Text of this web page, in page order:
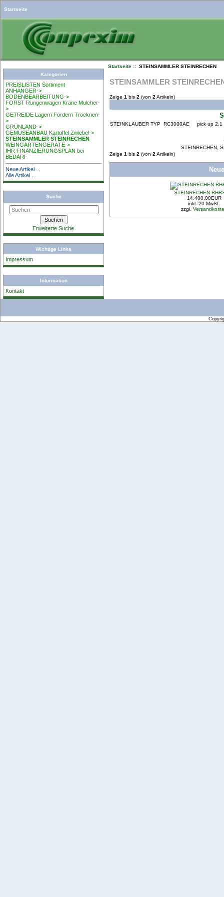
Startseite
Kategorien
PREISLISTEN Sortiment
ANHÄNGER->
BODENBEARBEITUNG->
FORST Rungenwagen Kräne Mulcher-
>
GETREIDE Lagern Fördern Trocknen-
>
GRÜNLAND->
GEMÜSEANBAU Kartoffel Zwiebel->
STEINSAMMLER STEINRECHEN
WEINGARTENGERÄTE->
IHR FINANZIERUNGSPLAN bei
BEDARF
Neue Artikel ...
Alle Artikel ...
Suche
Erweiterte Suche
Wichtige Links
Impressum
Information
Kontakt
Startseite:: STEINSAMMLER STEINRECHEN
STEINSAMMLER
Zeige 1 bis 2 (von 2 Artikeln)
STEINKLAUBER TYP RC3000AE pick up 2,1
STEINRECHEN,
Zeige 1 bis 2 (von 2 Artikeln)
STEINRECHEN
14,400.00EUR
inkl. 20 MwSt.
zzgl.